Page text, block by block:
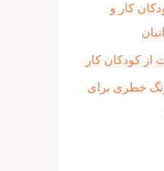
کار و
از کودکان کار
خطری برای